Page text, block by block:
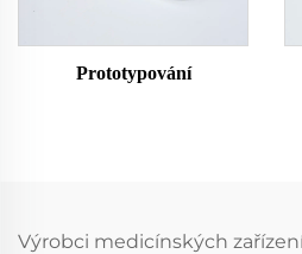
Prototypování
Výrobci medicínských